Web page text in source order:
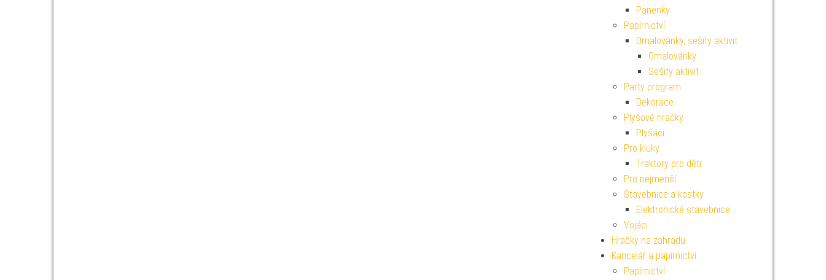
Panenky
Papírnictví
Omalovánky, sešity aktivit
Omalovánky
Sešity aktivit
Party program
Dekorace
Plyšové hračky
Plyšáci
Pro kluky
Traktory pro děti
Pro nejmenší
Stavebnice a kostky
Elektronické stavebnice
Vojáci
Hračky na zahradu
Kancelář a papírnictví
Papírnictví